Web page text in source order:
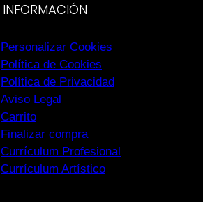
INFORMACIÓN
Personalizar Cookies
Política de Cookies
Política de Privacidad
Aviso Legal
Carrito
Finalizar compra
Currículum Profesional
Currículum Artístico